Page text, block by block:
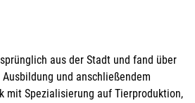
aus der Stadt und fand über
und anschließendem
mit Spezialisierung auf Tierproduktion,